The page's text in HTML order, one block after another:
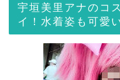
宇垣美里アナのコ
イ！水着姿も可愛